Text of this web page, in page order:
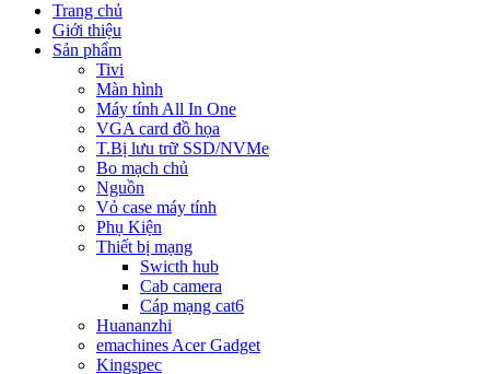
Trang chủ
Giới thiệu
Sản phẩm
Tivi
Màn hình
Máy tính All In One
VGA card đồ họa
T.Bị lưu trữ SSD/NVMe
Bo mạch chủ
Nguồn
Vỏ case máy tính
Phụ Kiện
Thiết bị mạng
Swicth hub
Cab camera
Cáp mạng cat6
Huananzhi
emachines Acer Gadget
Kingspec